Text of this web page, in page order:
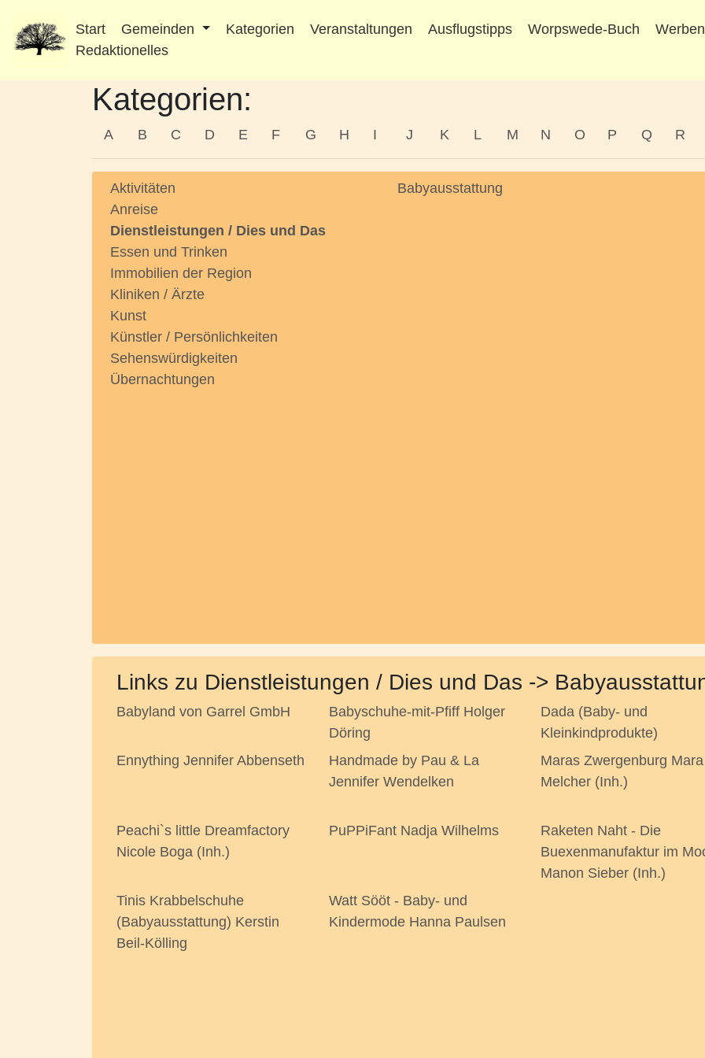
Start Gemeinden Kategorien Veranstaltungen Ausflugstipps Worpswede-Buch
Werben
Redaktionelles
Kategorien:
A B C D E F G H I J K L M N O P Q R
Aktivitäten
Anreise
Dienstleistungen / Dies und Das
Essen und Trinken
Immobilien der Region
Kliniken / Ärzte
Kunst
Künstler / Persönlichkeiten
Sehenswürdigkeiten
Übernachtungen
Babyausstattung
Links zu Dienstleistungen / Dies und Das ->
Babyland von Garrel GmbH
Babyschuhe-mit-Pfiff Holger
Döring
Dada (Baby- und
Kleinkindprodukte)
Ennything Jennifer Abbenseth
Handmade by Pau & La
Jennifer Wendelken
Maras Zwergenburg Mara
Melcher (Inh.)
Peachi`s little Dreamfactory
Nicole Boga (Inh.)
PuPPiFant Nadja Wilhelms
Raketen Naht - Die
Buexenmanufaktur im
Manon Sieber (Inh.)
Tinis Krabbelschuhe
(Babyausstattung) Kerstin
Beil-Kölling
Watt Sööt - Baby- und
Kindermode Hanna Paulsen